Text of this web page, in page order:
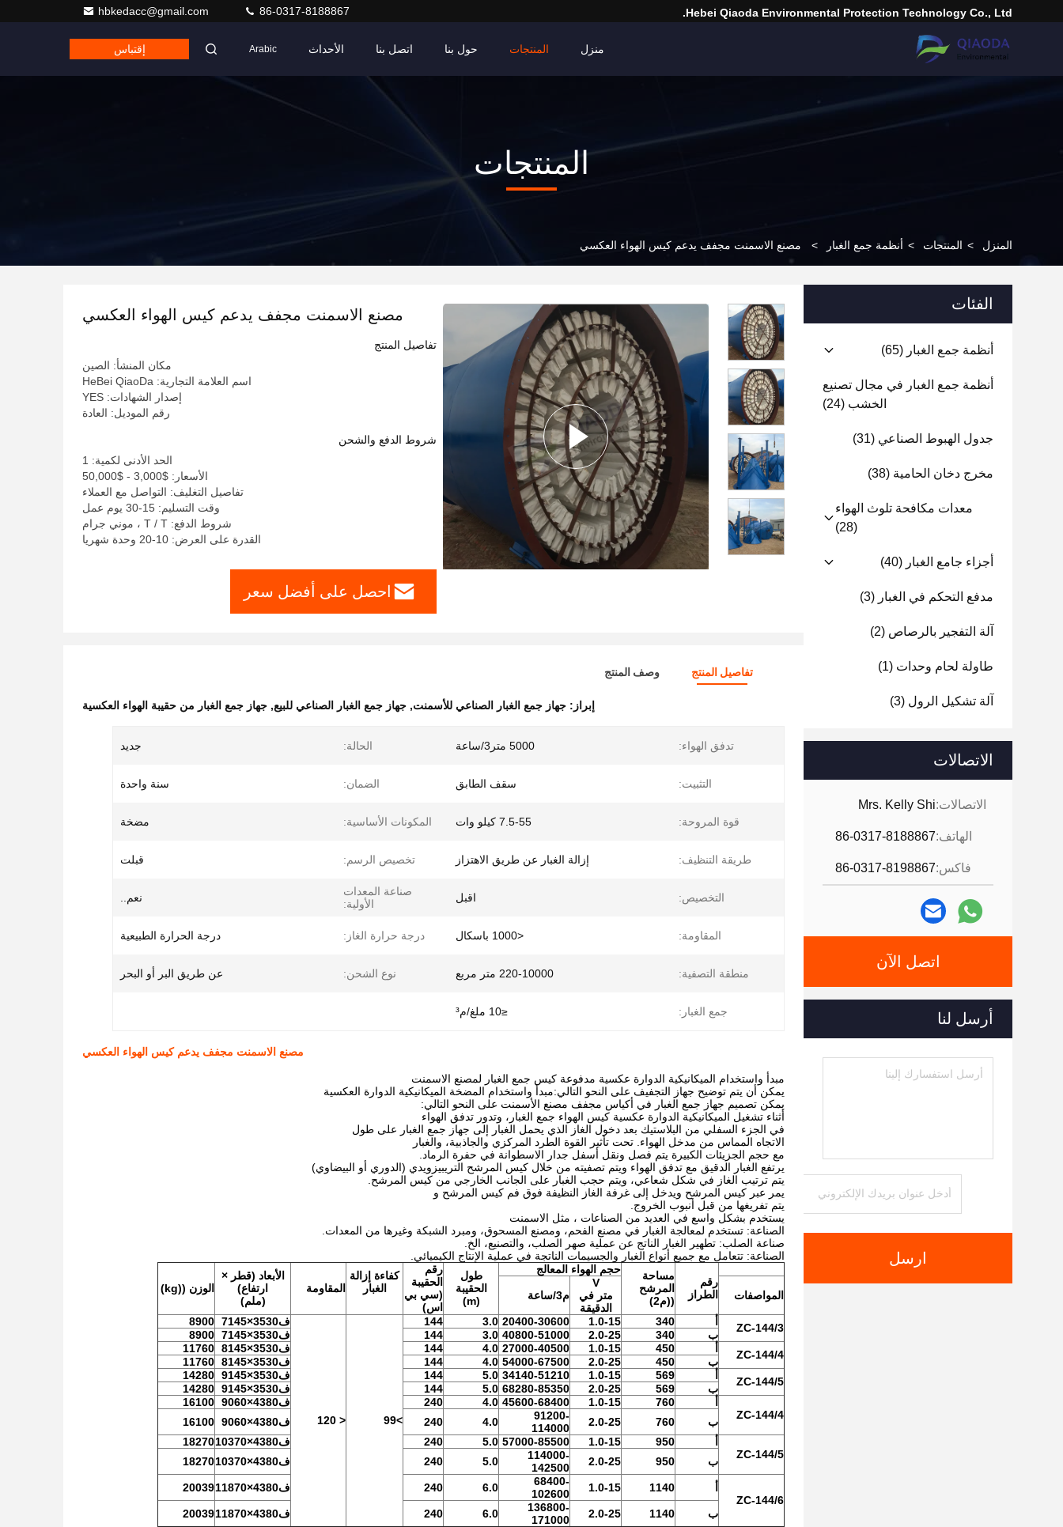
Hebei Qiaoda Environmental Protection Technology Co., Ltd.
hbkedacc@gmail.com 86-0317-8188867
منزل المنتجات حول بنا اتصل بنا الأحداث Arabic إقتباس
المنتجات
المنزل > المنتجات > أنظمة جمع الغبار > مصنع الاسمنت مجفف يدعم كيس الهواء العكسي
الفئات
أنظمة جمع الغبار (65)
أنظمة جمع الغبار في مجال تصنيع
الخشب (24)
جدول الهبوط الصناعي (31)
مخرج دخان الحامية (38)
معدات مكافحة تلوث الهواء
(28)
أجزاء جامع الغبار (40)
مدفع التحكم في الغبار (3)
آلة التفجير بالرصاص (2)
طاولة لحام وحدات (1)
آلة تشكيل الرول (3)
الاتصالات
الاتصالات:Mrs. Kelly Shi
الهاتف:86-0317-8188867
فاكس:86-0317-8198867
اتصل الآن
أرسل لنا
ارسل
مصنع الاسمنت مجفف يدعم كيس الهواء العكسي
تفاصيل المنتج
مكان المنشأ: الصين
اسم العلامة التجارية: HeBei QiaoDa
إصدار الشهادات: YES
رقم الموديل: العادة
شروط الدفع والشحن
الحد الأدنى لكمية: 1
الأسعار: $3,000 - $50,000
تفاصيل التغليف: التواصل مع العملاء
وقت التسليم: 15-30 يوم عمل
شروط الدفع: T / T ، موني جرام
القدرة على العرض: 10-20 وحدة شهريا
احصل على أفضل سعر
تفاصيل المنتج وصف المنتج
إبراز: جهاز جمع الغبار الصناعي للأسمنت, جهاز جمع الغبار الصناعي للبيع, جهاز جمع الغبار من حقيبة الهواء العكسية
تدفق الهواء: 5000 متر3/ساعة الحالة: جديد
التثبيت: سقف الطابق الضمان: سنة واحدة
قوة المروحة: 7.5-55 كيلو وات المكونات الأساسية: مضخة
طريقة التنظيف: إزالة الغبار عن طريق الاهتزاز تخصيص الرسم: قبلت
التخصيص: اقبل
صناعة المعدات
الأولية:
نعم..
المقاومة: <1000 باسكال درجة حرارة الغاز: درجة الحرارة الطبيعية
منطقة التصفية: 220-10000 متر مربع نوع الشحن: عن طريق البر أو البحر
جمع الغبار: ≤10 ملغ/م³
مصنع الاسمنت مجفف يدعم كيس الهواء العكسي
مبدأ واستخدام الميكانيكية الدوارة عكسية مدفوعة كيس جمع الغبار لمصنع الاسمنت
يمكن أن يتم توضيح جهاز التجفيف على النحو التالي:مبدأ واستخدام المضخة الميكانيكية الدوارة العكسية
يمكن تصميم جهاز جمع الغبار في أكياس مجفف مصنع الأسمنت على النحو التالي:
أثناء تشغيل الميكانيكية الدوارة عكسية كيس الهواء جمع الغبار، وتدور تدفق الهواء
في الجزء السفلي من البلاستيك بعد دخول الغاز الذي يحمل الغبار إلى جهاز جمع الغبار على طول
الاتجاه المماس من مدخل الهواء. تحت تأثير القوة الطرد المركزي والجاذبية، والغبار
مع حجم الجزيئات الكبيرة يتم فصل ونقل أسفل جدار الاسطوانة في حفرة الرماد.
يرتفع الغبار الدقيق مع تدفق الهواء ويتم تصفيته من خلال كيس المرشح التريبيزويدي (الدوري أو البيضاوي)
يتم ترتيب الغاز في شكل شعاعي، ويتم حجب الغبار على الجانب الخارجي من كيس المرشح.
يمر عبر كيس المرشح ويدخل إلى غرفة الغاز النظيفة فوق فم كيس المرشح و
يتم تفريغها من قبل أنبوب الخروج.
يستخدم بشكل واسع في العديد من الصناعات ، مثل الاسمنت
الصناعة: تستخدم لمعالجة الغبار في مصنع الفحم، ومصنع المسحوق، ومبرد الشبكة وغيرها من المعدات.
صناعة الصلب: تطهير الغبار الناتج عن عملية صهر الصلب، والتصنيع، الخ.
الصناعة: تتعامل مع جميع أنواع الغبار والجسيمات الناتجة في عملية الإنتاج الكيميائي.
رقم
الطراز
مساحة
المرشح
((م2)
حجم الهواء المعالج
طول
الحقيبة
(m)
رقم
الحقيبة
(سي بي
اس)
كفاءة إزالة
الغبار
المقاومة
الأبعاد (قطر ×
ارتفاع)
(ملم)
الوزن ((kg)
المواصفات
V
متر في
الدقيقة
م3/ساعة
ZC-144/3
340
1.0-15
20400-30600
3.0
144
>99
< 120
ف3530×7145
8900
ب
340
2.0-25
40800-51000
3.0
144 ف3530×7145
8900
ZC-144/4
450
1.0-15
27000-40500
4.0
144 ف3530×8145
11760
ب
450
2.0-25
54000-67500
4.0
144 ف3530×8145
11760
ZC-144/5
569
1.0-15
34140-51210
5.0
144 ف3530×9145
14280
ب
569
2.0-25
68280-85350
5.0
144 ف3530×9145 14280
ZC-144/4
760
1.0-15
45600-68400
4.0
240 ف4380×9060
16100
ب
760
2.0-25
91200-
114000
4.0
240 ف4380×9060 16100
ZC-144/5
950
1.0-15
57000-85500
5.0
240 ف4380×10370
18270
ب
950
2.0-25
114000-
142500
5.0
240 ف4380×10370 18270
ZC-144/6
1140
1.0-15
68400-
102600
6.0
240 ف4380×11870 20039
ب 1140
2.0-25
136800-
171000
6.0
240 ف4380×11870 20039